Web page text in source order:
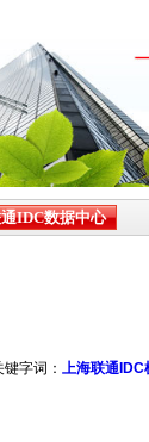
IDC数据中心
键字词： 上海联通IDC